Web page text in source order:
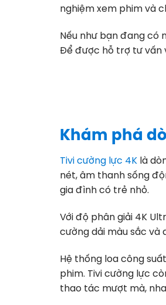
nghiệm xem phim và
Nếu như bạn đang có
Để được hỗ trợ tư vấn
Khám phá
Tivi cường lực 4K là
nét, âm thanh sống
gia đình có trẻ nhỏ.
Với độ phân giải 4K
cường dải màu sắc và
Hệ thống loa công
phim. Tivi cường lực
thao tác mượt mà,